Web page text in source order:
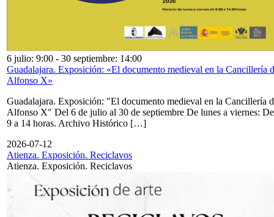
6 julio: 9:00 - 30 septiembre: 14:00
Guadalajara. Exposición: «El documento medieval en la Cancillería
Alfonso X»
Guadalajara. Exposición: "El documento medieval en la Cancillería
Alfonso X" Del 6 de julio al 30 de septiembre De lunes a viernes: De
9 a 14 horas. Archivo Histórico […]
2026-07-12
Atienza. Exposición. Reciclavos
Atienza. Exposición. Reciclavos